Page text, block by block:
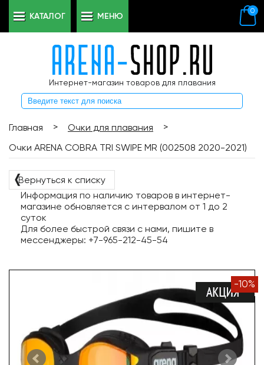
Интернет-магазин товаров для плавания
0
КАТАЛОГ МЕНЮ
Главная > Очки для плавания
>
Очки ARENA COBRA TRI SWIPE MR (002508 2020-2021)
❬Вернуться к списку
Информация по наличию товаров в интернет-
магазине обновляется с интервалом от 1 до 2
суток
Для более быстрой связи с нами, пишите в
мессенджеры: +7-965-212-45-54
-10%